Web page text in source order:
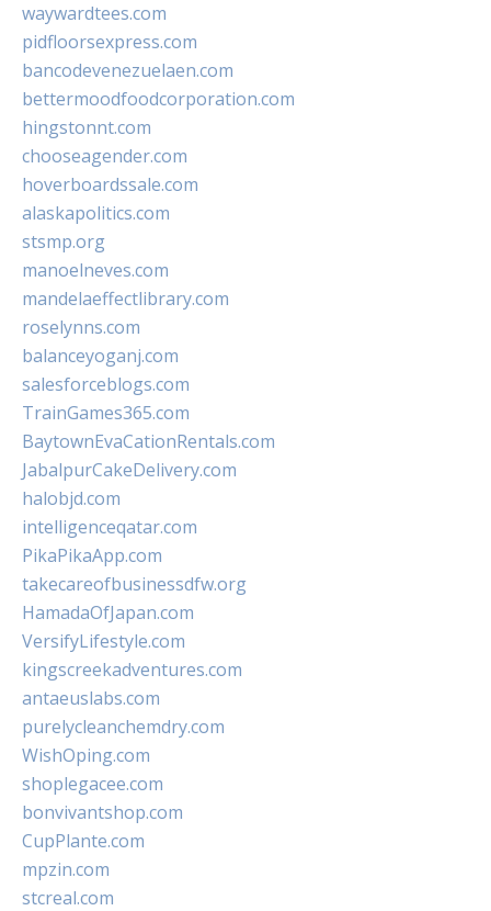
waywardtees.com
pidfloorsexpress.com
bancodevenezuelaen.com
bettermoodfoodcorporation.com
hingstonnt.com
chooseagender.com
hoverboardssale.com
alaskapolitics.com
stsmp.org
manoelneves.com
mandelaeffectlibrary.com
roselynns.com
balanceyoganj.com
salesforceblogs.com
TrainGames365.com
BaytownEvaCationRentals.com
JabalpurCakeDelivery.com
halobjd.com
intelligenceqatar.com
PikaPikaApp.com
takecareofbusinessdfw.org
HamadaOfJapan.com
VersifyLifestyle.com
kingscreekadventures.com
antaeuslabs.com
purelycleanchemdry.com
WishOping.com
shoplegacee.com
bonvivantshop.com
CupPlante.com
mpzin.com
stcreal.com